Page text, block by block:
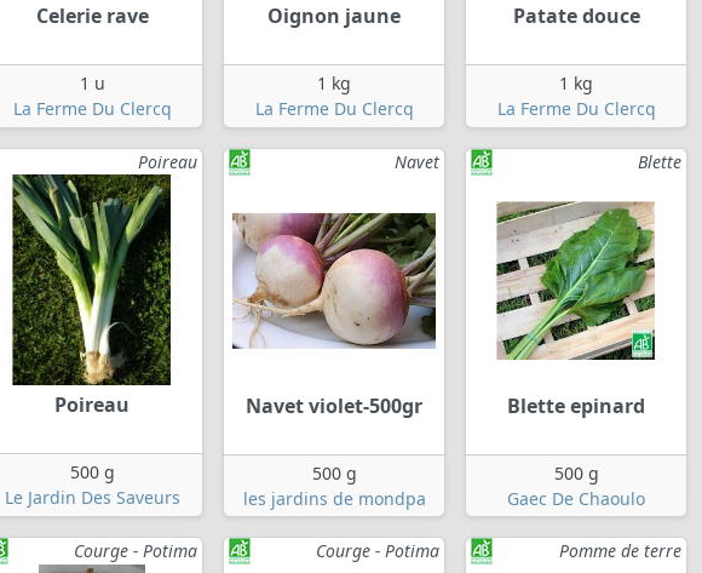
Celerie rave
1 u
La Ferme Du Clercq
Oignon jaune
1 kg
La Ferme Du Clercq
Patate douce
1 kg
La Ferme Du Clercq
Poireau
Poireau
500 g
Le Jardin Des Saveurs
Navet
Navet violet-500gr
500 g
les jardins de mondpa
Blette
Blette epinard
500 g
Gaec De Chaoulo
Courge - Potima Courge - Potima Pomme de terre